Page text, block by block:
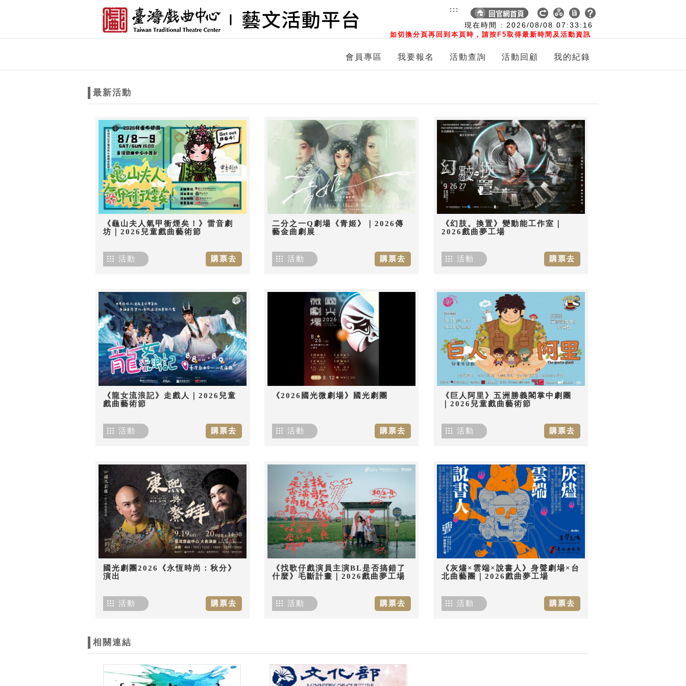
現在時間 : 2026/08/08 07:33:16
如切換分頁再回到本頁時，請按F5取得最新時間及活動資訊
:::
會員專區 我要報名 活動查詢 活動回顧 我的紀錄
最新活動
《龜山夫人氣甲衝煙矣！》雷音劇
坊｜2026兒童戲曲藝術節
購票去
活動
二分之一Q劇場《青姬》｜2026傳
藝金曲劇展
購票去
活動
《幻肢。換置》變動能工作室｜
2026戲曲夢工場
購票去
活動
《龍女流浪記》走戲人｜2026兒童
戲曲藝術節
購票去
活動
《2026國光微劇場》國光劇團
購票去
活動
《巨人阿里》五洲勝義閣掌中劇團
｜2026兒童戲曲藝術節
購票去
活動
國光劇團2026《永恆時尚：秋分》
演出
購票去
活動
《找歌仔戲演員主演BL是否搞錯了
什麼》毛斷計畫｜2026戲曲夢工場
購票去
活動
《灰燼×雲端×說書人》身聲劇場×台
北曲藝團｜2026戲曲夢工場
購票去
活動
相關連結